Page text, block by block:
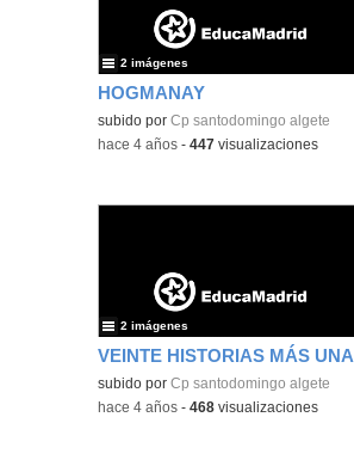
HOGMANAY
Contenido educativo.
subido porCp santodomingo algete
2 imágenes
-hace 4 años -447 visualizaciones
VEINTE HISTORIAS MÁS UNA
subido porCp santodomingo algete
2 imágenes
-hace 4 años -468 visualizaciones